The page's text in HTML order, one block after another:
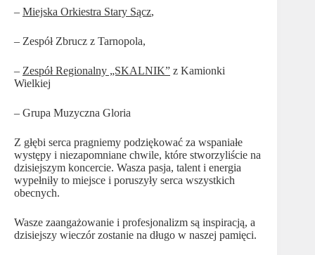
– Miejska Orkiestra Stary Sącz,
– Zespół Zbrucz z Tarnopola,
– Zespół Regionalny „SKALNIK” z Kamionki
Wielkiej
– Grupa Muzyczna Gloria
Z głębi serca pragniemy podziękować za wspaniałe
występy i niezapomniane chwile, które stworzyliście na
dzisiejszym koncercie. Wasza pasja, talent i energia
wypełniły to miejsce i poruszyły serca wszystkich
obecnych.
Wasze zaangażowanie i profesjonalizm są inspiracją, a
dzisiejszy wieczór zostanie na długo w naszej pamięci.